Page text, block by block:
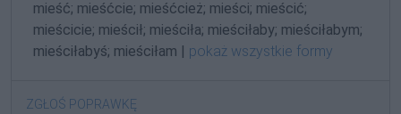
mieść; mieśćcie; mieśćcież; mieści; mieścić;
mieścicie; mieścił; mieściła; mieściłaby; mieściłabym;
mieściłabyś; mieściłam | pokaż wszystkie formy
ZGŁOŚ POPRAWKĘ